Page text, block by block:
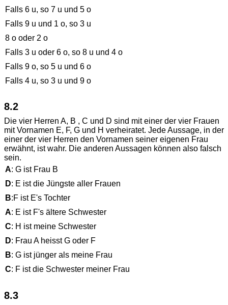
Falls 6 u, so 7 u und 5 o
Falls 9 u und 1 o, so 3 u
8 o oder 2 o
Falls 3 u oder 6 o, so 8 u und 4 o
Falls 9 o, so 5 u und 6 o
Falls 4 u, so 3 u und 9 o
8.2
Die vier Herren A, B , C und D sind mit einer der vier Frauen
mit Vornamen E, F, G und H verheiratet. Jede Aussage, in der
einer der vier Herren den Vornamen seiner eigenen Frau
erwähnt, ist wahr. Die anderen Aussagen können also falsch
sein.
A: G ist Frau B
D: E ist die Jüngste aller Frauen
B:F ist E's Tochter
A: E ist F's ältere Schwester
C: H ist meine Schwester
D: Frau A heisst G oder F
B: G ist jünger als meine Frau
C: F ist die Schwester meiner Frau
8.3